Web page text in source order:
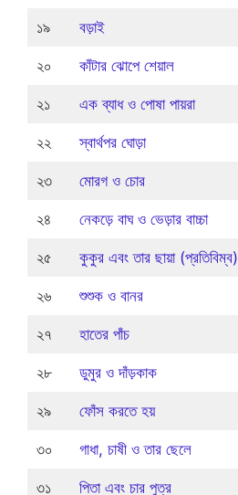
১৯ বড়াই
২০ কাঁটার ঝোপে শেয়াল
২১ এক ব্যাধ ও পোষা পায়রা
২২ স্বার্থপর ঘোড়া
২৩ মোরগ ও চোর
২৪ নেকড়ে বাঘ ও ভেড়ার বাচ্চা
২৫ কুকুর এবং তার ছায়া (প্রতিবিম্ব)
২৬ শুশুক ও বানর
২৭ হাতের পাঁচ
২৮ ডুমুর ও দাঁড়কাক
২৯ ফোঁস করতে হয়
৩০ গাধা, চাষী ও তার ছেলে
৩১ পিতা এবং চার পুত্র